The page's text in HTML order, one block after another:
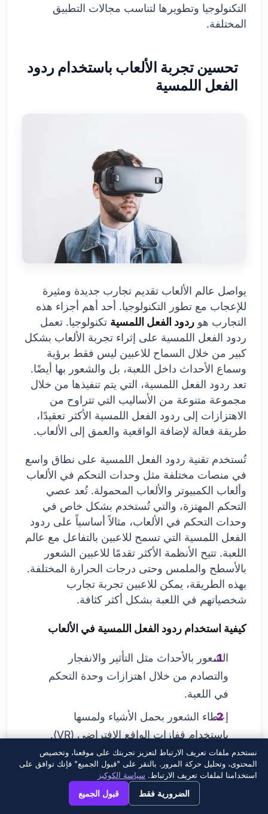
View this page in English?
التكنولوجيا وتطويرها لتناسب مجالات التطبيق
المختلفة.
تحسين تجربة الألعاب باستخدام ردود
الفعل اللمسية
يواصل عالم الألعاب تقديم تجارب جديدة ومثيرة
للإعجاب مع تطور التكنولوجيا. أحد أهم أجزاء هذه
التجارب هو ردود الفعل اللمسية تكنولوجيا. تعمل
ردود الفعل اللمسية على إثراء تجربة الألعاب بشكل
كبير من خلال السماح للاعبين ليس فقط برؤية
وسماع الأحداث داخل اللعبة، بل والشعور بها أيضًا.
تعد ردود الفعل اللمسية، التي يتم تنفيذها من خلال
مجموعة متنوعة من الأساليب التي تتراوح من
الاهتزازات إلى ردود الفعل اللمسية الأكثر تعقيدًا،
طريقة فعالة لإضافة الواقعية والعمق إلى الألعاب.
تُستخدم تقنية ردود الفعل اللمسية على نطاق واسع
في منصات مختلفة مثل وحدات التحكم في الألعاب
وألعاب الكمبيوتر والألعاب المحمولة. تُعد عصي
التحكم المهتزة، والتي تُستخدم بشكل خاص في
وحدات التحكم في الألعاب، مثالاً أساسياً على ردود
الفعل اللمسية التي تسمح للاعبين بالتفاعل مع عالم
اللعبة. تتيح الأنظمة الأكثر تقدمًا للاعبين الشعور
بالأسطح والملمس وحتى درجات الحرارة المختلفة.
بهذه الطريقة، يمكن للاعبين تجربة تجارب
شخصياتهم في اللعبة بشكل أكثر كثافة.
كيفية استخدام ردود الفعل اللمسية في الألعاب
الشعور بالأحداث مثل التأثير والانفجار
والتصادم من خلال اهتزازات وحدة التحكم
في اللعبة.
إعطاء الشعور بحمل الأشياء ولمسها
باستخدام قفازات الواقع الافتراضي (VR).
محاكاة التأثيرات البيئية (الرياح والمياه وما
إلى ذلك) باستخدام أنظمة لمسية مدمجة
في كراسي الألعاب.
نستخدم ملفات تعريف الارتباط لتعزيز تجربتك على موقعنا، وتخصيص
المحتوى، وتحليل حركة المرور. بالنقر على "قبول الجميع" فإنك توافق على
استخدامنا لملفات تعريف الارتباط. سياسة الكوكيز
الضرورية فقط قبول الجميع